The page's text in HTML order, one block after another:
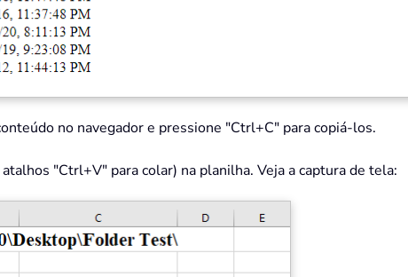
no navegador e pressione "Ctrl+C" para copiá-los.
"Ctrl+V" para colar) na planilha. Veja a captura de tela: